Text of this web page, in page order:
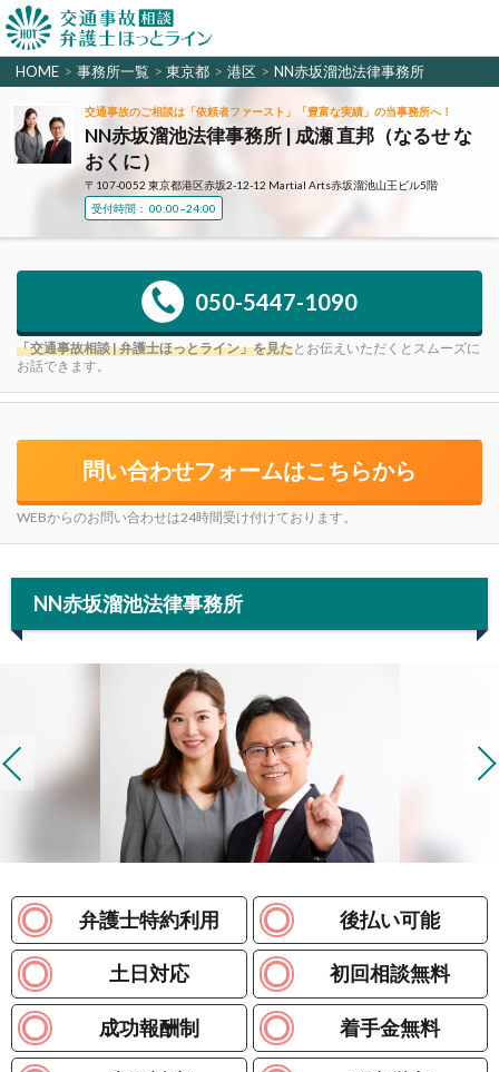
HOME > 事務所一覧 > 東京都 > 港区 > NN赤坂溜池法律事務所
交通事故のご相談は「依頼者ファースト」「豊富な実績」の当事務所へ！
NN赤坂溜池法律事務所 | 成瀬 直邦（なるせ な
おくに）
〒107-0052 東京都港区赤坂2-12-12 Martial Arts赤坂溜池山王ビル5階
受付時間： 00:00~24:00
050-5447-1090
「交通事故相談 | 弁護士ほっとライン」を見たとお伝えいただくとスムーズに
お話できます。
問い合わせフォームはこちらから
WEBからのお問い合わせは24時間受け付けております。
NN赤坂溜池法律事務所
弁護士特約利用 後払い可能
土日対応 初回相談無料
成功報酬制 着手金無料